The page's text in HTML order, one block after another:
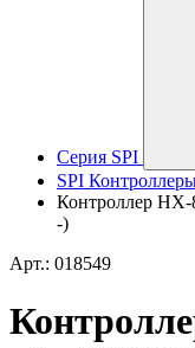
Серия SPI
SPI
Контроллер
-)
Арт.: 018549